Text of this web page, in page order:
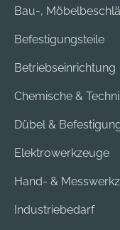
Bau-,
Befestigungsteile
Betriebseinrichtung
Chemische &
Dübel &
Elektrowerkzeuge
Hand- &
Industriebedarf